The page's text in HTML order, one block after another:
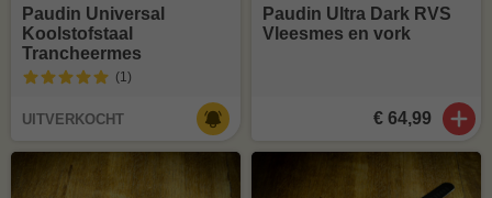
Paudin Universal
Koolstofstaal
Trancheermes
(1)
UITVERKOCHT
Paudin Ultra Dark RVS
Vleesmes en vork
€ 64,99